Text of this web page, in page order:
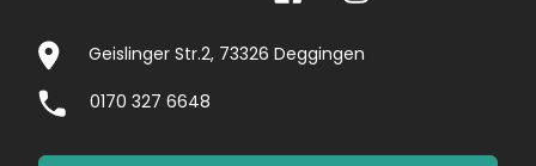
Geislinger Str.2, 73326 Deggingen
0170 327 6648